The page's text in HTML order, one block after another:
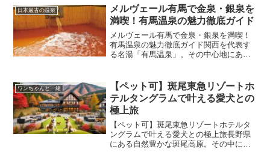
房総・鴨川市にある大人気のリゾートホ
テルです。ホテルの目の前...
日本最古の温泉
メルヴェール有馬で金泉・銀泉を
満喫！有馬温泉の魅力徹底ガイド
メルヴェール有馬で金泉・銀泉を満喫！
有馬温泉の魅力徹底ガイド関西を代表す
る名湯「有馬温泉」。その中心地にあり
詞ともいえる「金泉」「銀泉」の両方を
楽しめる貴重な宿として、...
ワンちゃんと一緒
【ペット可】斑尾東急リゾートホ
テルタングラムで叶える愛犬との
極上旅
【ペット可】斑尾東急リゾートホテルタ
ングラムで叶える愛犬との極上旅長野県
にある自然豊かな斑尾高原。その中に位